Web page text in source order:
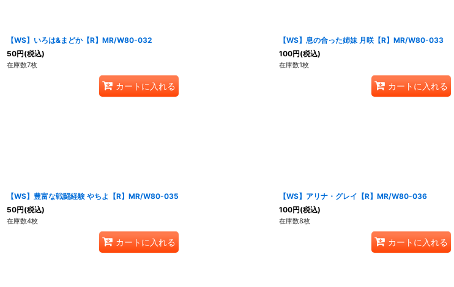
【WS】いろは&まどか【R】MR/W80-032
50円(税込)
在庫数7枚
カートに入れる
【WS】息の合った姉妹 月咲【R】MR/W80-033
100円(税込)
在庫数1枚
カートに入れる
【WS】豊富な戦闘経験 やちよ【R】MR/W80-035
50円(税込)
在庫数4枚
カートに入れる
【WS】アリナ・グレイ【R】MR/W80-036
100円(税込)
在庫数8枚
カートに入れる